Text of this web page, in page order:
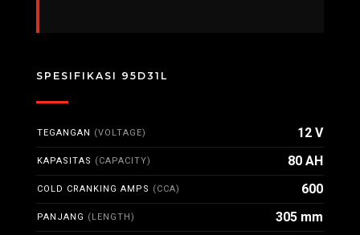
SPESIFIKASI 95D31L
TEGANGAN (VOLTAGE) 12 V
KAPASITAS (CAPACITY) 80 AH
COLD CRANKING AMPS (CCA) 600
PANJANG (LENGTH) 305 mm